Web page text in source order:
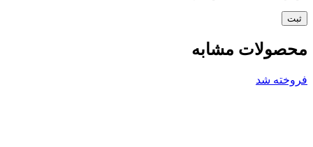
محصولات مشابه
فروخته شد